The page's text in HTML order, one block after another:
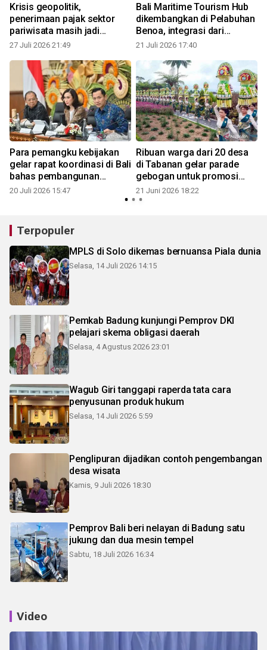
Krisis geopolitik,
penerimaan pajak sektor
pariwisata masih jadi
andalan
27 Juli 2026 21:49
Bali Maritime Tourism Hub
dikembangkan di Pelabuhan
Benoa, integrasi dari
berbagai sektor
21 Juli 2026 17:40
Para pemangku kebijakan
gelar rapat koordinasi di Bali
bahas pembangunan
berkelanjutan
20 Juli 2026 15:47
Ribuan warga dari 20 desa
di Tabanan gelar parade
gebogan untuk promosi
wisata
21 Juni 2026 18:22
Terpopuler
MPLS di Solo dikemas bernuansa Piala dunia
Selasa, 14 Juli 2026 14:15
Pemkab Badung kunjungi Pemprov DKI
pelajari skema obligasi daerah
Selasa, 4 Agustus 2026 23:01
Wagub Giri tanggapi raperda tata cara
penyusunan produk hukum
Selasa, 14 Juli 2026 5:59
Penglipuran dijadikan contoh pengembangan
desa wisata
Kamis, 9 Juli 2026 18:30
Pemprov Bali beri nelayan di Badung satu
jukung dan dua mesin tempel
Sabtu, 18 Juli 2026 16:34
Video